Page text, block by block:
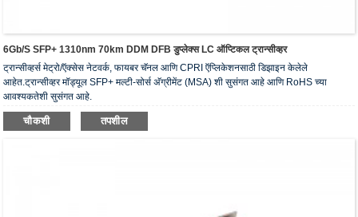
6Gb/s SFP+ 1310nm 70km DDM DFB डुप्लेक्स LC ऑप्टिकल ट्रान्सीव्हर
ट्रान्सीव्हर्स मेट्रो/ऍक्सेस नेटवर्क, फायबर चॅनल आणि CPRI ऍप्लिकेशनसाठी डिझाइन केलेले
आहेत.ट्रान्सीव्हर मॉड्यूल SFP+ मल्टी-सोर्स अ‍ॅग्रीमेंट (MSA) शी सुसंगत आहे आणि RoHS च्या
आवश्यकतेशी सुसंगत आहे.
चौकशी तपशील